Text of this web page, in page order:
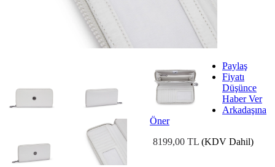
Paylaş
Fiyatı
Düşünce
Haber Ver
Arkadaşına
Öner
8199,00 TL (KDV Dahil)